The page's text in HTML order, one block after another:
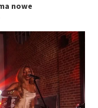
nowe